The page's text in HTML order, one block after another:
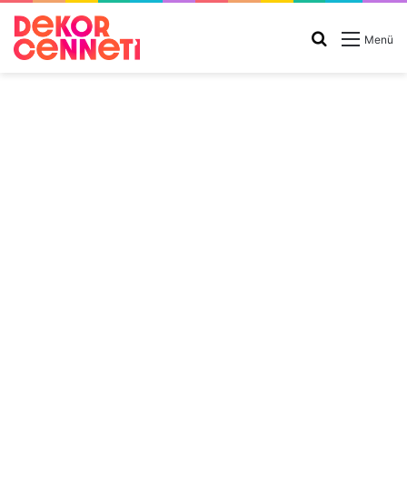
Menü
Arama